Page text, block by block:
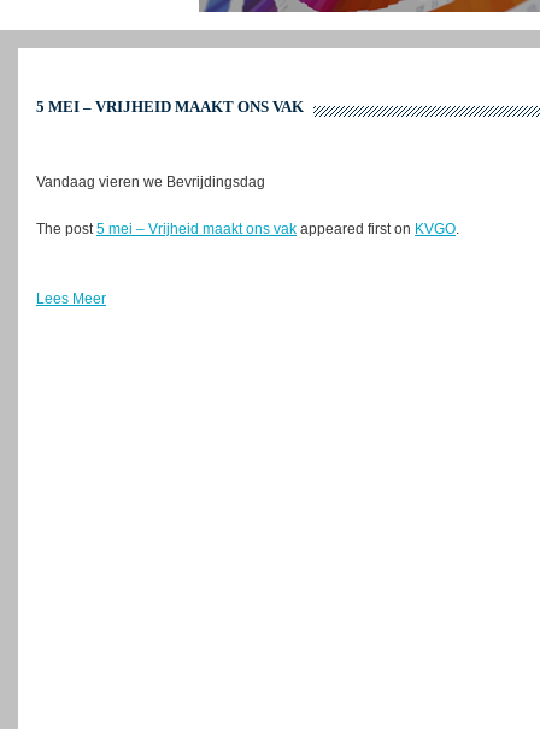
5 MEI – VRIJHEID MAAKT ONS VAK
Vandaag vieren we Bevrijdingsdag
The post5 mei – Vrijheid maakt ons vak appeared first on KVGO.
Lees Meer